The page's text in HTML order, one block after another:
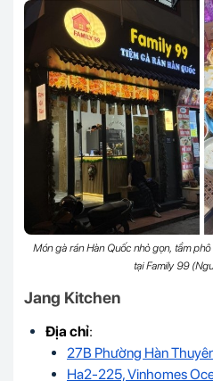
Món gà rán Hàn Quốc nhỏ gọn, tẩm
tại Family 99
Jang Kitchen
Địa chỉ:
27B Phường Hàn
Ha2-225, Vinhomes